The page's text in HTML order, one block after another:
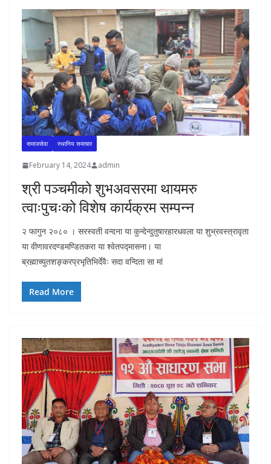
समाजसेवा स्थानिय समाचार
February 14, 2024 admin
श्री पञ्चमीको शुभअवसरमा थायमरु
त्वाःपुचःको विशेष कार्यक्रम सम्पन्न
२ फागुन २०८० । सरस्वती वन्दना या कुन्देन्दुतुषारहारधवला या शुभ्रवस्त्रावृता
या वीणावरदण्डमण्डितकरा या श्वेतपद्मासना। या
ब्रह्माच्युतशङ्करप्रभृतिभिर्देवैः सदा वन्दिता सा मां
Read More